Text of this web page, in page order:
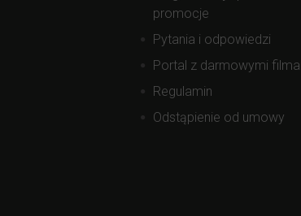
promocje
Pytania i odpowiedzi
Portal z darmowymi
Regulamin
Odstąpienie od umowy